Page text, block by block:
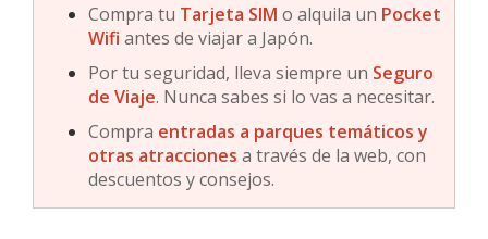
Compra tu Tarjeta SIM o alquila un Pocket
Wifi antes de viajar a Japón.
Por tu seguridad, lleva siempre un Seguro
de Viaje. Nunca sabes si lo vas a necesitar.
Compra entradas a parques temáticos y
otras atracciones a través de la web, con
descuentos y consejos.